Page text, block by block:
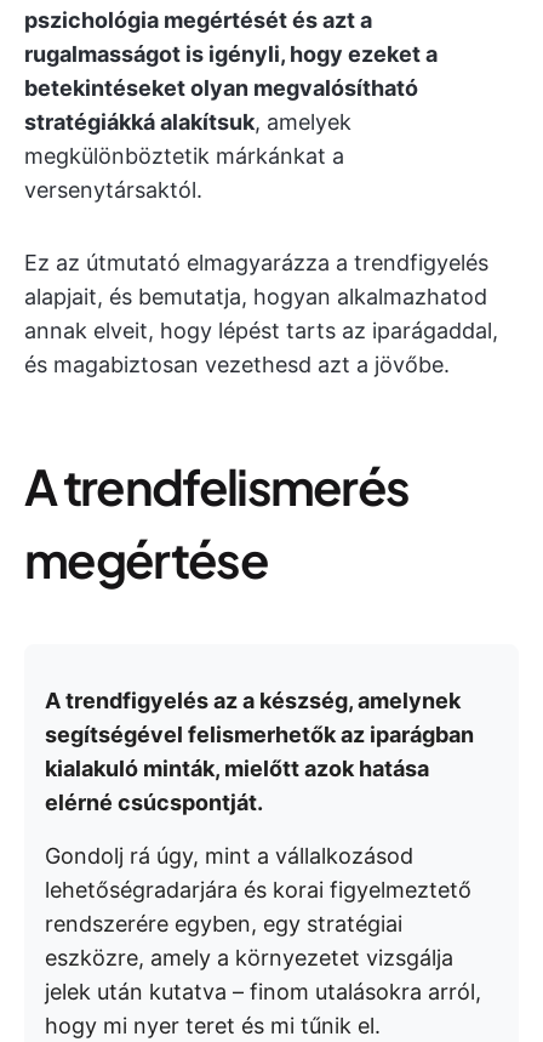
pszichológia megértését és azt a
rugalmasságot is igényli, hogy ezeket a
betekintéseket olyan megvalósítható
stratégiákká alakítsuk, amelyek
megkülönböztetik márkánkat a
versenytársaktól.
Ez az útmutató elmagyarázza a trendfigyelés
alapjait, és bemutatja, hogyan alkalmazhatod
annak elveit, hogy lépést tarts az iparágaddal,
és magabiztosan vezethesd azt a jövőbe.
A trendfelismerés
megértése
A trendfigyelés az a készség, amelynek
segítségével felismerhetők az iparágban
kialakuló minták, mielőtt azok hatása
elérné csúcspontját.
Gondolj rá úgy, mint a vállalkozásod
lehetőségradarjára és korai figyelmeztető
rendszerére egyben, egy stratégiai
eszközre, amely a környezetet vizsgálja
jelek után kutatva – finom utalásokra arról,
hogy mi nyer teret és mi tűnik el.